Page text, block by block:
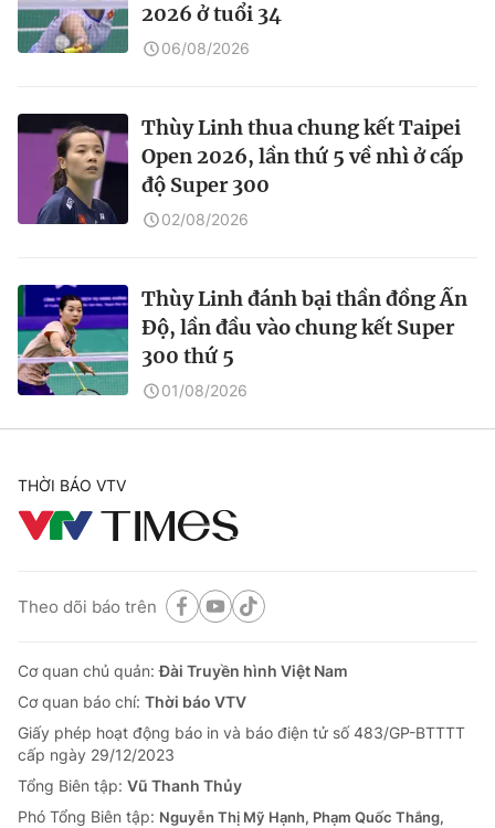
2026 ở tuổi 34
06/08/2026
Thùy Linh thua chung kết Taipei
Open 2026, lần thứ 5 về nhì ở cấp
độ Super 300
02/08/2026
Thùy Linh đánh bại thần đồng Ấn
Độ, lần đầu vào chung kết Super
300 thứ 5
01/08/2026
THỜI BÁO VTV
Theo dõi báo trên
Cơ quan chủ quản:Đài Truyền hình Việt Nam
Cơ quan báo chí: Thời báo VTV
Giấy phép hoạt động báo in và báo điện tử số 483/GP-BTTTT
cấp ngày 29/12/2023
Tổng Biên tập: Vũ Thanh Thủy
Phó Tổng Biên tập: Nguyễn Thị Mỹ Hạnh, Phạm Quốc Thắng,